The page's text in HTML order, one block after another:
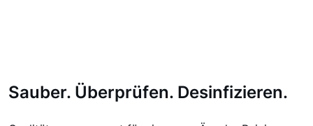
Sauber. Überprüfen. Desinfizieren.